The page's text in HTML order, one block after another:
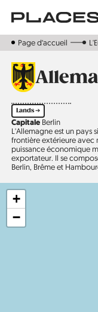
contenu
Page d‘accueil
Lands ➔
Capitale Berlin
L'Allemagne est un pays
frontière extérieure avec
puissance économique
exportateur. Il se
Berlin, Brême et
+
−